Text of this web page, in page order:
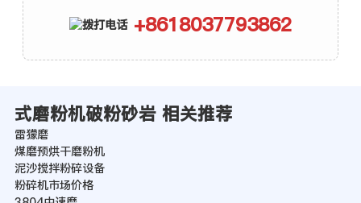
+8618037793862
式磨粉机破粉砂岩 相关推荐
雷獴磨
煤磨预烘干磨粉机
泥沙搅拌粉碎设备
粉碎机市场价格